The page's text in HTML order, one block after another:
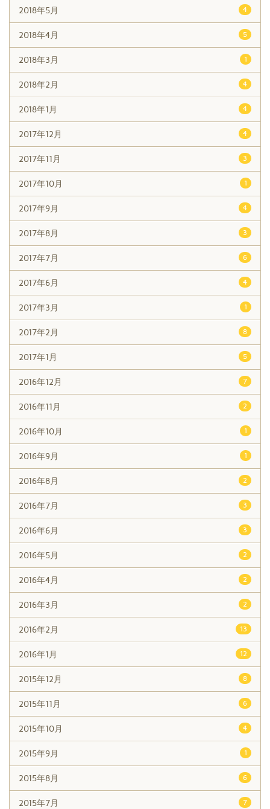
4
2018年5月
5
2018年4月
1
2018年3月
4
2018年2月
4
2018年1月
4
2017年12月
3
2017年11月
1
2017年10月
4
2017年9月
3
2017年8月
6
2017年7月
4
2017年6月
1
2017年3月
8
2017年2月
5
2017年1月
7
2016年12月
2
2016年11月
1
2016年10月
1
2016年9月
2
2016年8月
3
2016年7月
3
2016年6月
2
2016年5月
2
2016年4月
2
2016年3月
13
2016年2月
12
2016年1月
8
2015年12月
6
2015年11月
4
2015年10月
1
2015年9月
6
2015年8月
7
2015年7月